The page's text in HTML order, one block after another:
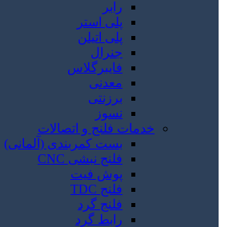
رابر
پلی استر
پلی اتیلن
جنرال
فایبرگلاس
معدنی
برزنتی
نسوز
خدمات فلنج و اتصالات
بست کمربندی (آلمانی)
فلنج نبشی CNC
پوش فیت
فلنج TDC
فلنج گرد
رابط گرد